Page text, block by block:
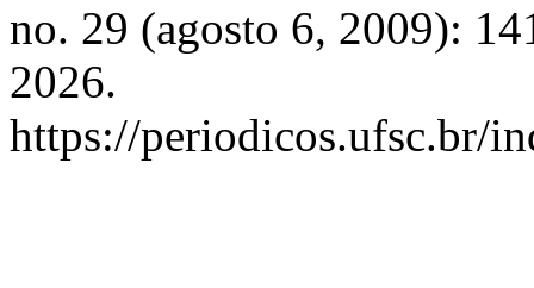
no. 29 (agosto 6, 2009):
2026.
https://periodicos.ufsc.br/